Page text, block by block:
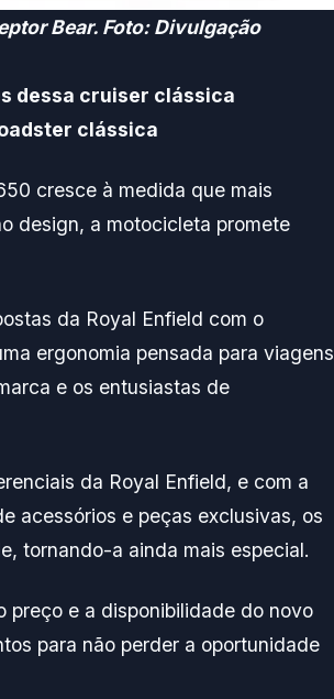
Bear. Foto: Divulgação
dessa cruiser clássica
clássica
cresce à medida que mais
design, a motocicleta promete
da Royal Enfield com o
ergonomia pensada para viagens
e os entusiastas de
da Royal Enfield, e com a
acessórios e peças exclusivas, os
tornando-a ainda mais especial.
preço e a disponibilidade do novo
para não perder a oportunidade